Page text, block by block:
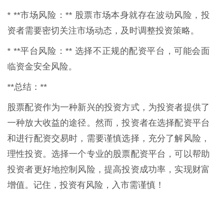
* **市场风险：** 股票市场本身就存在波动风险，投
资者需要密切关注市场动态，及时调整投资策略。
* **平台风险：** 选择不正规的配资平台，可能会面
临资金安全风险。
**总结：**
股票配资作为一种新兴的投资方式，为投资者提供了
一种放大收益的途径。然而，投资者在选择配资平台
和进行配资交易时，需要谨慎选择，充分了解风险，
理性投资。选择一个专业的股票配资平台，可以帮助
投资者更好地控制风险，提高投资成功率，实现财富
增值。记住，投资有风险，入市需谨慎！